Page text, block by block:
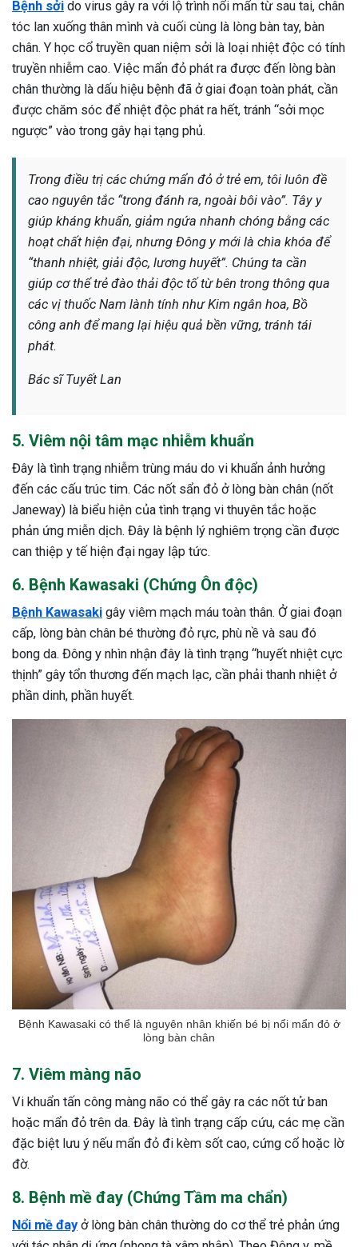
Bệnh sởi do virus gây ra với lộ trình nổi mẩn từ sau tai, chân
tóc lan xuống thân mình và cuối cùng là lòng bàn tay, bàn
chân. Y học cổ truyền quan niệm sởi là loại nhiệt độc có tính
truyền nhiễm cao. Việc mẩn đỏ phát ra được đến lòng bàn
chân thường là dấu hiệu bệnh đã ở giai đoạn toàn phát, cần
được chăm sóc để nhiệt độc phát ra hết, tránh “sởi mọc
ngược” vào trong gây hại tạng phủ.
Trong điều trị các chứng mẩn đỏ ở trẻ em, tôi luôn đề
cao nguyên tắc “trong đánh ra, ngoài bôi vào”. Tây y
giúp kháng khuẩn, giảm ngứa nhanh chóng bằng các
hoạt chất hiện đại, nhưng Đông y mới là chìa khóa để
“thanh nhiệt, giải độc, lương huyết”. Chúng ta cần
giúp cơ thể trẻ đào thải độc tố từ bên trong thông qua
các vị thuốc Nam lành tính như Kim ngân hoa, Bồ
công anh để mang lại hiệu quả bền vững, tránh tái
phát.
Bác sĩ Tuyết Lan
5. Viêm nội tâm mạc nhiễm khuẩn
Đây là tình trạng nhiễm trùng máu do vi khuẩn ảnh hưởng
đến các cấu trúc tim. Các nốt sẩn đỏ ở lòng bàn chân (nốt
Janeway) là biểu hiện của tình trạng vi thuyên tắc hoặc
phản ứng miễn dịch. Đây là bệnh lý nghiêm trọng cần được
can thiệp y tế hiện đại ngay lập tức.
6. Bệnh Kawasaki (Chứng Ôn độc)
Bệnh Kawasaki gây viêm mạch máu toàn thân. Ở giai đoạn
cấp, lòng bàn chân bé thường đỏ rực, phù nề và sau đó
bong da. Đông y nhìn nhận đây là tình trạng “huyết nhiệt cực
thịnh” gây tổn thương đến mạch lạc, cần phải thanh nhiệt ở
phần dinh, phần huyết.
Bệnh Kawasaki có thể là nguyên nhân khiến bé bị nổi mẩn đỏ ở
lòng bàn chân
7. Viêm màng não
Vi khuẩn tấn công màng não có thể gây ra các nốt tử ban
hoặc mẩn đỏ trên da. Đây là tình trạng cấp cứu, các mẹ cần
đặc biệt lưu ý nếu mẩn đỏ đi kèm sốt cao, cứng cổ hoặc lờ
đờ.
8. Bệnh mề đay (Chứng Tầm ma chẩn)
Nổi mề đayở lòng bàn chân thường do cơ thể trẻ phản ứng